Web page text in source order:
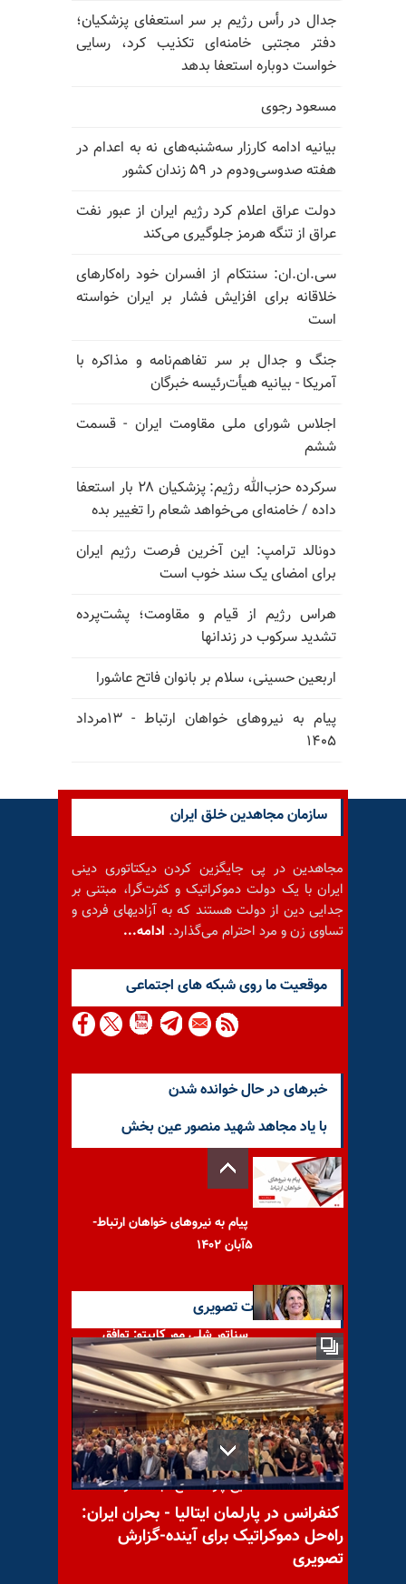
جدال در رأس رژیم بر سر استعفای پزشکیان؛
دفتر مجتبی خامنه‌ای تکذیب کرد، رسایی
خواست دوباره استعفا بدهد
مسعود رجوی
بیانیه ادامه کارزار سه‌شنبه‌های نه به اعدام در
هفته صدوسی‌و‌دوم در ۵۹ زندان کشور
دولت عراق اعلام کرد رژیم ایران از عبور نفت
عراق از تنگه هرمز جلوگیری می‌کند
سی.ان.ان: سنتکام از افسران خود راه‌کارهای
خلاقانه برای افزایش فشار بر ایران خواسته
است
جنگ و جدال بر سر تفاهم‌نامه و مذاکره با
آمریکا - بیانیه هیأت‌رئیسه خبرگان
اجلاس شورای ملی مقاومت ایران - قسمت
ششم
سرکرده حزب‌الله رژیم: پزشکیان ۲۸ بار استعفا
داده / خامنه‌ای می‌خواهد شعام را تغییر بده
دونالد ترامپ: این آخرین فرصت رژیم ایران
برای امضای یک سند خوب است
هراس رژیم از قیام و مقاومت؛ پشت‌پرده
تشدید سرکوب در زندانها
اربعین حسینی، سلام بر بانوان فاتح عاشورا
پیام به نیروهای خواهان ارتباط - ۱۳مرداد
۱۴۰۵
سازمان مجاهدین خلق ایران
مجاهدین در پی جایگزین کردن دیکتاتوری دینی
ایران با یک دولت دموکراتیک و کثرت‌گرا، مبتنی بر
جدایی دین از دولت هستند که به آزادیهای فردی و
تساوی زن و مرد احترام می‌گذارد. ادامه...
موقعيت ما روى شبكه هاى اجتماعى
خبرهای در حال خوانده شدن
با یاد مجاهد شهید منصور عین بخش
پیام به نیروهای خواهان ارتباط-
۵آبان ۱۴۰۲
سناتور شلی مور کاپیتو: توافق
نهایی اتمی با رژیم ایران باید به
سرکوب ملیتها در نظام شاه و
شیخ چرا؟ صلاح عبدالله نژاد
آخرین گزارشات تصویری
کنفرانس در پارلمان ایتالیا - بحران ایران:
راه‌حل دموکراتیک برای آینده-گزارش
تصویری